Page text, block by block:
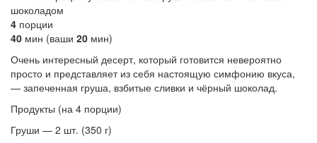
4 порции
40 мин (ваши 20 мин)
Очень интересный десерт, который готовится невероятно
просто и представляет из себя настоящую симфонию вкуса,
— запеченная груша, взбитые сливки и чёрный шоколад.
Продукты (на 4 порции)
Груши — 2 шт. (350 г)